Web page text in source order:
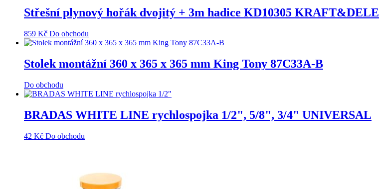
Střešní plynový hořák dvojitý + 3m hadice KD10305 KRAFT&DELE
859 Kč Do obchodu
Stolek montážní 360 x 365 x 365 mm King Tony 87C33A-B
Do obchodu
BRADAS WHITE LINE rychlospojka 1/2", 5/8", 3/4" UNIVERSAL
42 Kč Do obchodu